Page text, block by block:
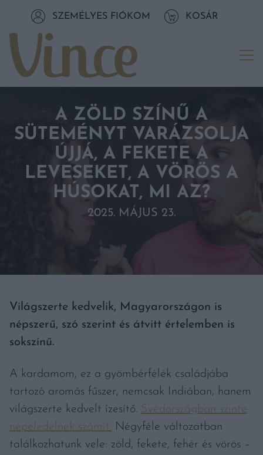
Tovább a tartalomhozSZEMÉLYES FIÓKOM KOSÁR
A ZÖLD SZÍNŰ A
SÜTEMÉNYT VARÁZSOLJA
ÚJJÁ, A FEKETE A
LEVESEKET, A VÖRÖS A
HÚSOKAT, MI AZ?
2025. MÁJUS 23.
Világszerte kedvelik, Magyarországon is
népszerű, szó szerint és átvitt értelemben is
sokszínű.
A kardamom, ez a gyömbérfélék családjába
tartozó aromás fűszer, nemcsak Indiában, hanem
világszerte kedvelt ízesítő. Svédországban szinte
népeledelnek számít. Négyféle változatban
találkozhatunk vele: zöld, fekete, fehér és vörös –